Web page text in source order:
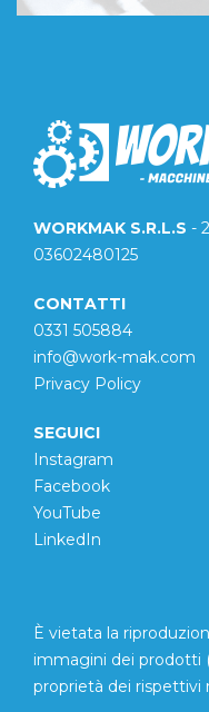
WORKMAK S.R.L.S -
03602480125
CONTATTI
0331 505884
info@work-mak.com
Privacy Policy
SEGUICI
Instagram
Facebook
YouTube
LinkedIn
È vietata la
immagini dei prodotti
proprietà dei rispettivi